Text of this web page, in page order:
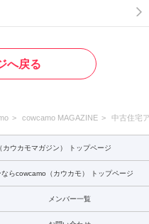
へ戻る
cowcamo MAGAZINE 中古住宅
ウカモマガジン） トップページ
らcowcamo（カウカモ） トップページ
メンバー一覧